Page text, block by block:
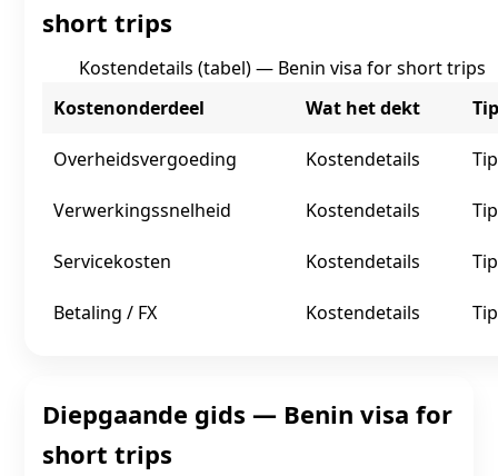
short trips
Kostendetails (tabel) — Benin visa for short trips
Kostenonderdeel
Wat het dekt Tip
Overheidsvergoeding Kostendetails Tip
Verwerkingssnelheid Kostendetails Tip
Servicekosten Kostendetails Tip
Betaling / FX Kostendetails Tip
Diepgaande gids — Benin visa for
short trips